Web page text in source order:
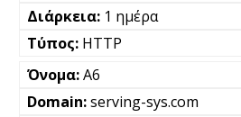
1 ημέρα
HTTP
A6
serving-sys.com